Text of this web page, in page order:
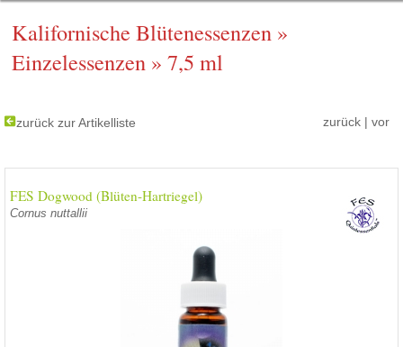
Kalifornische Blütenessenzen »
Einzelessenzen » 7,5 ml
zurück zur Artikelliste zurück | vor
FES Dogwood (Blüten-Hartriegel)
Cornus nuttallii